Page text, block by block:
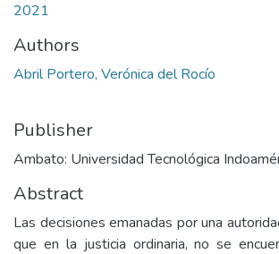
2021
Authors
Abril Portero, Verónica del Rocío
Publisher
Ambato: Universidad Tecnológica
Abstract
Las decisiones emanadas por una
que en la justicia ordinaria, no se